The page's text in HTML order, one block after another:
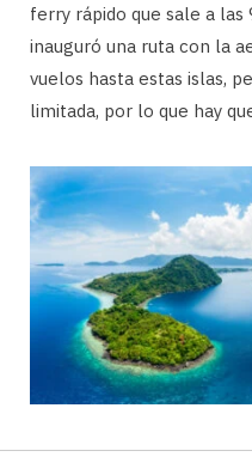
ferry rápido que sale a
inauguró una ruta con la
vuelos hasta estas islas,
limitada, por lo que hay